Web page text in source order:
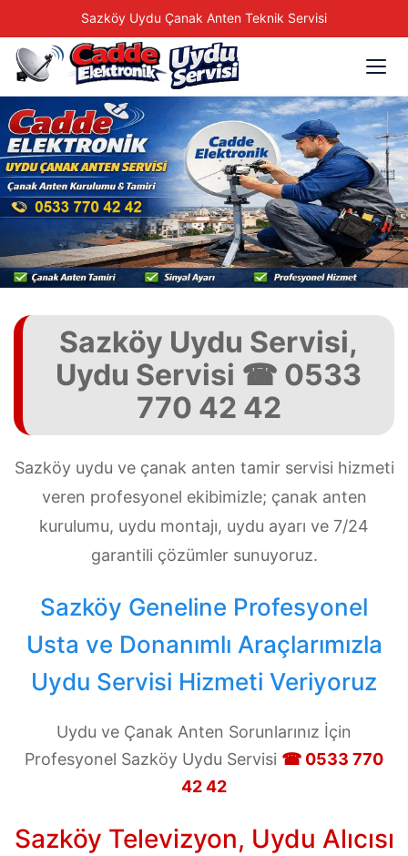
Sazköy Uydu Çanak Anten Teknik Servisi
Sazköy Uydu Servisi,
Uydu Servisi ☎ 0533
770 42 42
Sazköy uydu ve çanak anten tamir servisi hizmeti
veren profesyonel ekibimizle; çanak anten
kurulumu, uydu montajı, uydu ayarı ve 7/24
garantili çözümler sunuyoruz.
Sazköy Geneline Profesyonel
Usta ve Donanımlı Araçlarımızla
Uydu Servisi Hizmeti Veriyoruz
Uydu ve Çanak Anten Sorunlarınız İçin
Profesyonel Sazköy Uydu Servisi ☎ 0533 770
42 42
Sazköy Televizyon, Uydu Alıcısı